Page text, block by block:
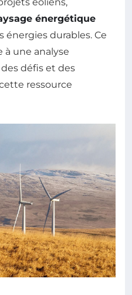
énergétique
énergies durables. Ce
à une analyse
défis et des
ressource